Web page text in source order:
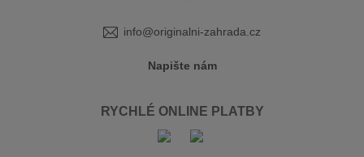
info@originalni-zahrada.cz
Napište nám
RYCHLÉ ONLINE PLATBY